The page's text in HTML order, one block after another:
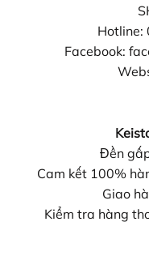
Hotline:
Facebook:
Đền
Cam kết 100%
Giao
Kiểm tra hàng